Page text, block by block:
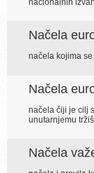
nacionalnih
Načela
načela kojima
Načela
načela čiji je cilj
unutarnjemu
Načela